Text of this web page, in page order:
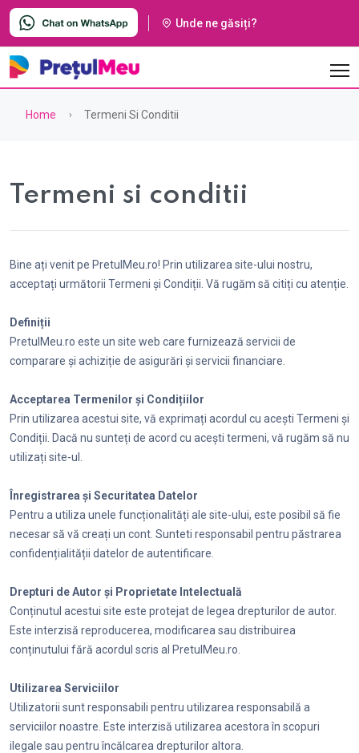
Unde ne găsiți?
Home Termeni Si Conditii
Termeni si conditii
Bine ați venit pe PretulMeu.ro! Prin utilizarea site-ului nostru,
acceptați următorii Termeni și Condiții. Vă rugăm să citiți cu atenție.
Definiții
PretulMeu.ro este un site web care furnizează servicii de
comparare și achiziție de asigurări și servicii financiare.
Acceptarea Termenilor și Condițiilor
Prin utilizarea acestui site, vă exprimați acordul cu acești Termeni și
Condiții. Dacă nu sunteți de acord cu acești termeni, vă rugăm să nu
utilizați site-ul.
Înregistrarea și Securitatea Datelor
Pentru a utiliza unele funcționalități ale site-ului, este posibil să fie
necesar să vă creați un cont. Sunteti responsabil pentru păstrarea
confidențialității datelor de autentificare.
Drepturi de Autor și Proprietate Intelectuală
Conținutul acestui site este protejat de legea drepturilor de autor.
Este interzisă reproducerea, modificarea sau distribuirea
conținutului fără acordul scris al PretulMeu.ro.
Utilizarea Serviciilor
Utilizatorii sunt responsabili pentru utilizarea responsabilă a
serviciilor noastre. Este interzisă utilizarea acestora în scopuri
ilegale sau pentru încălcarea drepturilor altora.